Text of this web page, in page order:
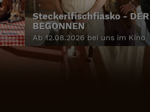
Steckerlfischfiasko - DER
BEGONNEN
Ab 12.08.2026 bei uns im Kino